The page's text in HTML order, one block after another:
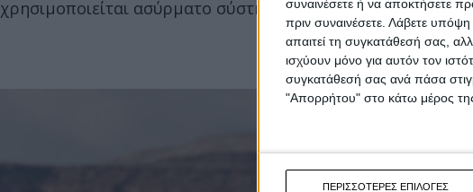
συναινέσετε ή να αποκτήσετε
πριν συναινέσετε. Λάβετε υπόψη
απαιτεί τη συγκατάθεσή σας,
ισχύουν μόνο για αυτόν τον
συγκατάθεσή σας ανά πάσα
"Απορρήτου" στο κάτω μέρος της
ΠΕΡΙΣΣΟΤΕΡΕΣ ΕΠΙΛΟΓΕΣ
χρησιμοποιείται ασύρματο σύστημα επικοινωνίας κράνους.